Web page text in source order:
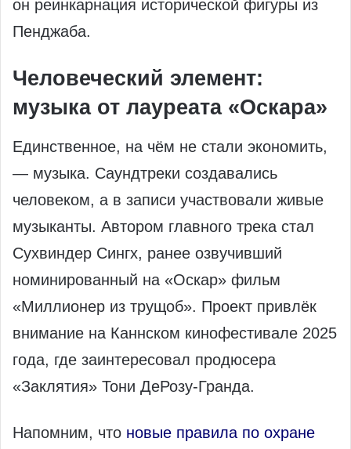
он реинкарнация исторической фигуры из
Пенджаба.
Человеческий элемент:
музыка от лауреата «Оскара»
Единственное, на чём не стали экономить,
— музыка. Саундтреки создавались
человеком, а в записи участвовали живые
музыканты. Автором главного трека стал
Сухвиндер Сингх, ранее озвучивший
номинированный на «Оскар» фильм
«Миллионер из трущоб». Проект привлёк
внимание на Каннском кинофестивале 2025
года, где заинтересовал продюсера
«Заклятия» Тони ДеРозу-Гранда.
Напомним, что новые правила по охране